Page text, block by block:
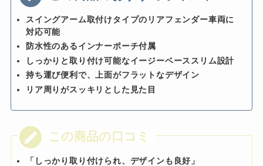
スイングアーム取付けタイプのリアフェンダー車両に
対応可能
防水性のあるインナーポーチ付属
しっかりと取り付け可能なイージーベーススリム設計
持ち運び便利で、上面がフラットなデザイン
リア周りがスッキリとした見た目
「しっかり取り付けられ、デザインも良好」